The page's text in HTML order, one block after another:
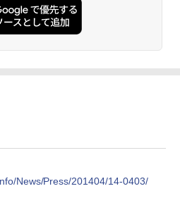
News/Press/201404/14-0403/